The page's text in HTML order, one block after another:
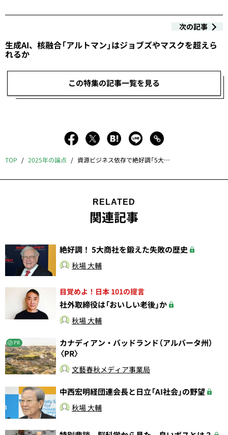
次の記事
生成AI、核融合「アルトマン」はジョブズやマスクを超えら
れるか
この特集の記事一覧を見る
TOP 2025年の論点 資源ビジネス依存で絶好調「5大商社」に2つの懸念
RELATED
関連記事
絶好調！ 5大商社を鍛えた失敗の歴史
秋場 大輔
目覚めよ！日本 101の提言
社外取締役は「おいしい老後」か
秋場 大輔
PR
カナディアン・バッドランド（アルバータ州）
〈PR〉
文藝春秋メディア事業局
中西宏明経団連会長と日立「AI社会」の野望
秋場 大輔